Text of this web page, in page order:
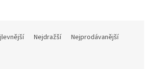
Nejdražší
Nejprodávanější